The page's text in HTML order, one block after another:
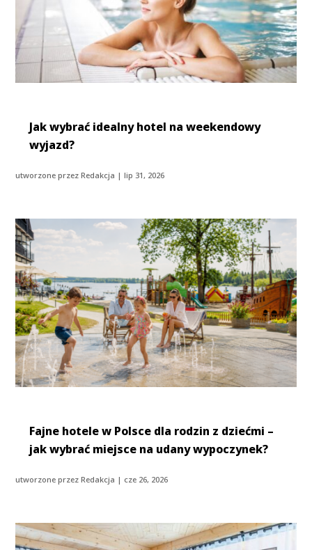
Jak wybrać idealny hotel na weekendowy
wyjazd?
utworzone przezRedakcja |lip 31, 2026
Fajne hotele w Polsce dla rodzin z dziećmi –
jak wybrać miejsce na udany wypoczynek?
utworzone przezRedakcja | cze 26, 2026